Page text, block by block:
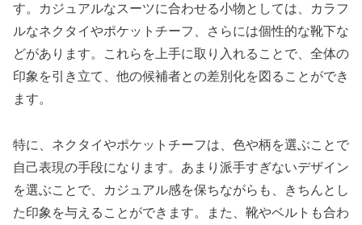
す。カジュアルなスーツに合わせる小物としては、カラフ
ルなネクタイやポケットチーフ、さらには個性的な靴下な
どがあります。これらを上手に取り入れることで、全体の
印象を引き立て、他の候補者との差別化を図ることができ
ます。
特に、ネクタイやポケットチーフは、色や柄を選ぶことで
自己表現の手段になります。あまり派手すぎないデザイン
を選ぶことで、カジュアル感を保ちながらも、きちんとし
た印象を与えることができます。また、靴やベルトも合わ